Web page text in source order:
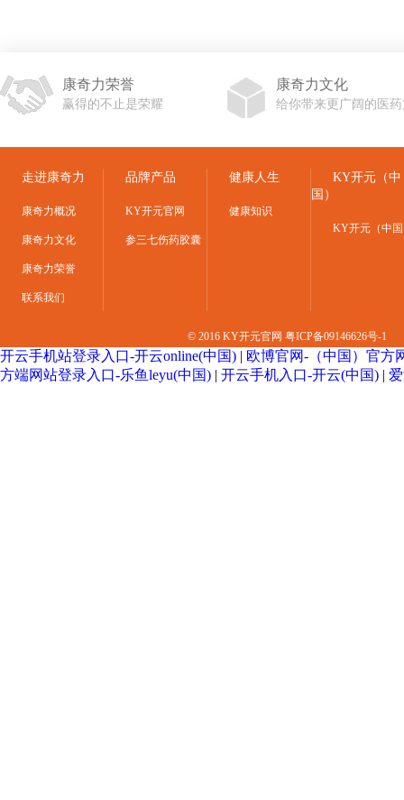
康奇力荣誉
赢得的不止是荣耀
康奇力文化
给你带来更广阔的医
走进康奇力
康奇力概况
康奇力文化
康奇力荣誉
联系我们
品牌产品
KY开元官网
参三七伤药胶囊
健康人生
健康知识
KY开元（中
国）
KY开元（中
© 2016 KY开元官网粤ICP备09146626号-1
开云手机站登录入口-开云online(中国) | 欧博官网-（中国）官方
方端网站登录入口-乐鱼leyu(中国) | 开云手机入口-开云(中国) |